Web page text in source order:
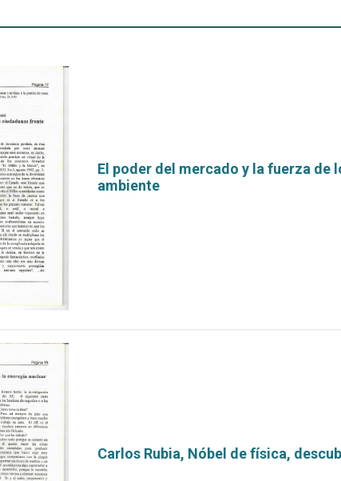
El poder del mercado y la fuerza de
ambiente
Carlos Rubia, Nóbel de física,